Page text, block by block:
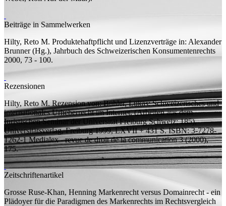
Beiträge in Sammelwerken
Hilty, Reto M. Produktehaftpflicht und Lizenzverträge in: Alexander
Brunner (Hg.), Jahrbuch des Schweizerischen Konsumentenrechts
2000, 73 - 100.
Rezensionen
Hilty, Reto M. Rezension von:Bühler, Lukas: Schweizerisches und
internationales Urheberrecht im Internet. (Arbeiten aus dem
Iuristischen Seminar der Universität Freiburg Schweiz; 185),
Universitätsverlag, Freiburg 1999, LXVII + 431 S. ISBN: 3-7278-
1262-1Medialex - revue de droit de la communication 3 (2000),
175.
Zeitschriftenartikel
Grosse Ruse-Khan, Henning Markenrecht versus Domainrecht - ein
Plädoyer für die Paradigmen des Markenrechts im Rechtsvergleich